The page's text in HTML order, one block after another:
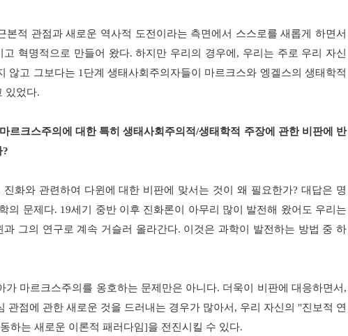
본적 관점과 새로운 역사적 도전이라는 측면에서 스스로를 새롭게 하면서
고 혁명적으로 만들어 왔다.하지만 우리의 경우에 , 우리는 주로 우리 자신
않고 그보다는 1 단계 생태사회주의자들이 마르크스와 엥겔스의 생태학적
있었다.
마르크스주의에 대한 특히 생태사회주의적/생태학적 주장에 관한 비판에 반
?
진화와 관련하여 다윈에 대한 비판에 맞서는 것이 왜 필요한가?대답은 명
의 문제다. 19세기 중반 이후 진화론이 아무리 많이 발전해 왔어도 우리는
그의 연구로 계속 거슬러 올라간다. 이것은 과학이 발전하는 방법 중 하
가 마르크스주의를 옹호하는 문제만은 아니다. 더욱이 비판에 대응하면서 ,
관점에 관한 새로운 것을 드러내는 경우가 많아서 , 우리 자신의 "진보적 연
하는 새로운 이론적 패러다임]을 전진시킬 수 있다.